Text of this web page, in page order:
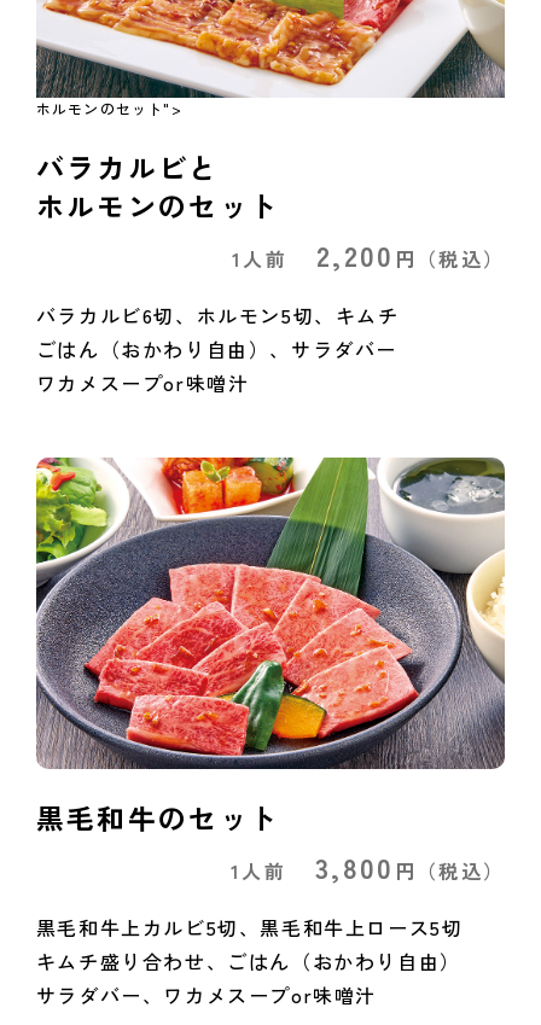
ホルモンのセット">
バラカルビと
ホルモンのセット
1人前 2,200 円 （税込）
バラカルビ6切、ホルモン5切、キムチ
ごはん（おかわり自由）、サラダバー
ワカメスープor味噌汁
黒毛和牛のセット
1人前 3,800 円 （税込）
黒毛和牛上カルビ5切、黒毛和牛上ロース5切
キムチ盛り合わせ、ごはん（おかわり自由）
サラダバー、ワカメスープor味噌汁